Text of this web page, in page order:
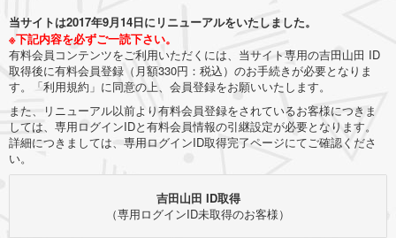
当サイトは2017年9月14日にリニューアルをいたしました。
※下記内容を必ずご一読下さい。
有料会員コンテンツをご利用いただくには、当サイト専用の吉田山田 ID
取得後に有料会員登録（月額330円：税込）のお手続きが必要となりま
す。「利用規約」に同意の上、会員登録をお願いいたします。
また、リニューアル以前より有料会員登録をされているお客様につきま
しては、専用ログインIDと有料会員情報の引継設定が必要となります。
詳細につきましては、専用ログインID取得完了ページにてご確認くださ
い。
吉田山田 ID取得
（専用ログインID未取得のお客様）